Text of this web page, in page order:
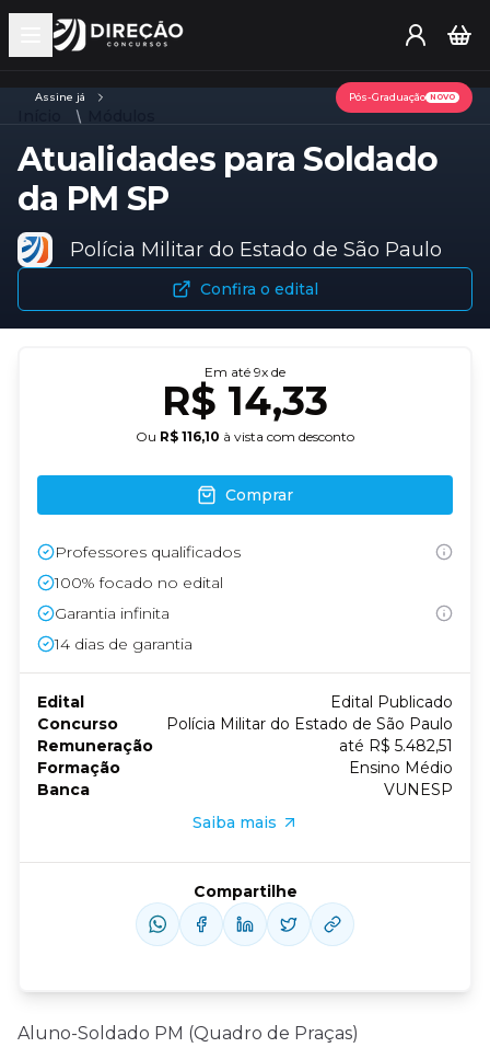
Open main menu
Assine já Pós-Graduação NOVO
Atualidades para Soldado
da PM SP
Polícia Militar do Estado de São Paulo
Confira o edital
Aluno-Soldado PM (Quadro de Praças)
Em até 9x de
R$ 14,33
Ou R$ 116,10 à vista com desconto
Comprar
Professores qualificados
100% focado no edital
Garantia infinita
14 dias de garantia
Edital
Edital Publicado
Concurso
Polícia Militar do Estado de São Paulo
Remuneração
até R$ 5.482,51
Formação
Ensino Médio
Banca
VUNESP
Saiba mais
Compartilhe